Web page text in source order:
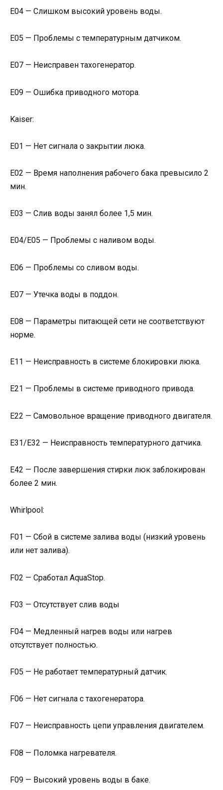
Е04 — Слишком высокий уровень воды.
Е05 — Проблемы с температурным датчиком.
Е07 — Неисправен тахогенератор.
Е09 — Ошибка приводного мотора.
Kaiser:
Е01 — Нет сигнала о закрытии люка.
Е02 — Время наполнения рабочего бака превысило 2
мин.
Е03 — Слив воды занял более 1,5 мин.
E04/E05 — Проблемы с наливом воды.
E06 — Проблемы со сливом воды.
E07 — Утечка воды в поддон.
E08 — Параметры питающей сети не соответствуют
норме.
E11 — Неисправность в системе блокировки люка.
Е21 — Проблемы в системе приводного привода.
Е22 — Самовольное вращение приводного двигателя.
Е31/Е32 — Неисправность температурного датчика.
Е42 — После завершения стирки люк заблокирован
более 2 мин.
Whirlpool:
F01 — Сбой в системе залива воды (низкий уровень
или нет залива).
F02 — Сработал AquaStop.
F03 — Отсутствует слив воды
F04 — Медленный нагрев воды или нагрев
отсутствует полностью.
F05 — Не работает температурный датчик.
F06 — Нет сигнала с тахогенератора.
F07 — Неисправность цепи управления двигателем.
F08 — Поломка нагревателя.
F09 — Высокий уровень воды в баке.